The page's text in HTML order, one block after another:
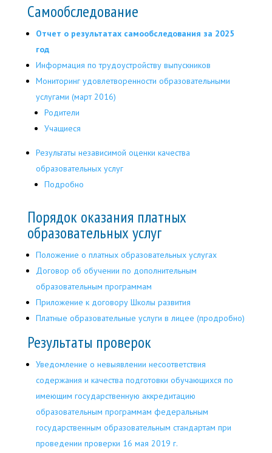
Самообследование
Отчет о результатах самообследования за 2025
год
Информация по трудоустройству выпускников
Мониторинг удовлетворенности образовательными
услугами (март 2016)
Родители
Учащиеся
Результаты независимой оценки качества
образовательных услуг
Подробно
Порядок оказания платных
образовательных услуг
Положение о платных образовательных услугах
Договор об обучении по дополнительным
образовательным программам
Приложение к договору Школы развития
Платные образовательные услуги в лицее (продробно)
Результаты проверок
Уведомление о невыявлении несоответствия
содержания и качества подготовки обучающихся по
имеющим государственную аккредитацию
образовательным программам федеральным
государственным образовательным стандартам при
проведении проверки 16 мая 2019 г.